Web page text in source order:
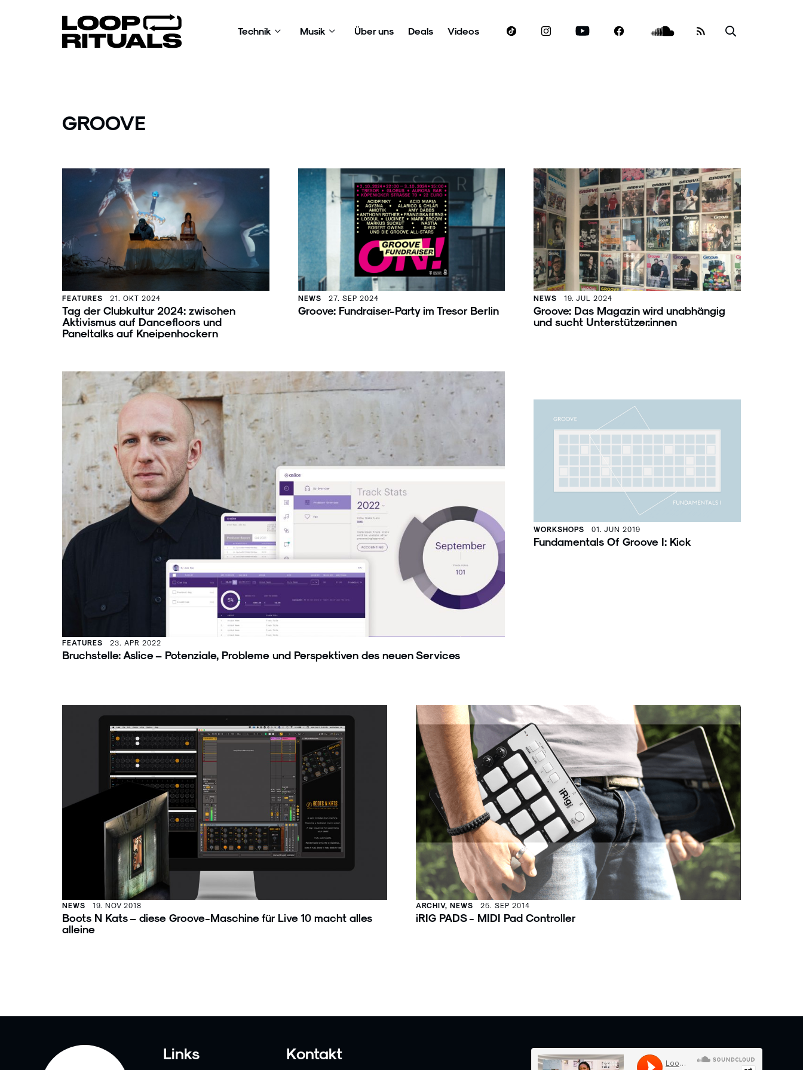
Technik Musik Über uns Deals Videos
GROOVE
FEATURES 21. OKT 2024
Tag der Clubkultur 2024: zwischen
Aktivismus auf Dancefloors und
Paneltalks auf Kneipenhockern
NEWS 27. SEP 2024
Groove: Fundraiser-Party im Tresor Berlin
NEWS 19. JUL 2024
Groove: Das Magazin wird unabhängig
und sucht Unterstützer:innen
FEATURES 23. APR 2022
Bruchstelle: Aslice – Potenziale, Probleme und Perspektiven des neuen Services
WORKSHOPS 01. JUN 2019
Fundamentals Of Groove I: Kick
NEWS 19. NOV 2018
Boots N Kats – diese Groove-Maschine für Live 10 macht alles
alleine
ARCHIV, NEWS 25. SEP 2014
iRIG PADS - MIDI Pad Controller
Links Kontakt